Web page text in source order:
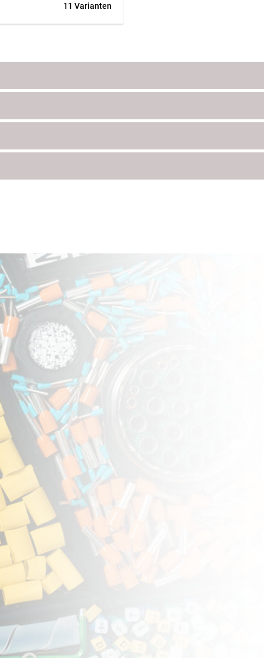
Kombination aus Ästhetik und
Diese
Mit ihrer robusten
Die FLAKA MS (M) ist
der eine hohe Dichtigkeit
°C geeignet, was ihre
unterstreicht. Sie erfüllt
EN 60423 und bietet somit
dass sie höchsten
entspricht. Sie ist
Wahl für industrielle
und Büroumgebungen.
11 Varianten